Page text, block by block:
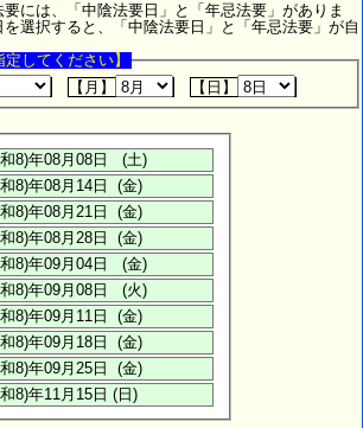
には、「中陰法要日」と「年忌法要」がありま
選択すると、「中陰法要日」と「年忌法要」が自
してください】
【月】 【日】